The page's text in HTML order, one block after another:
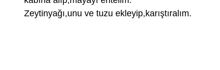
Zeytinyağı,unu ve tuzu ekleyip,karıştıralım.